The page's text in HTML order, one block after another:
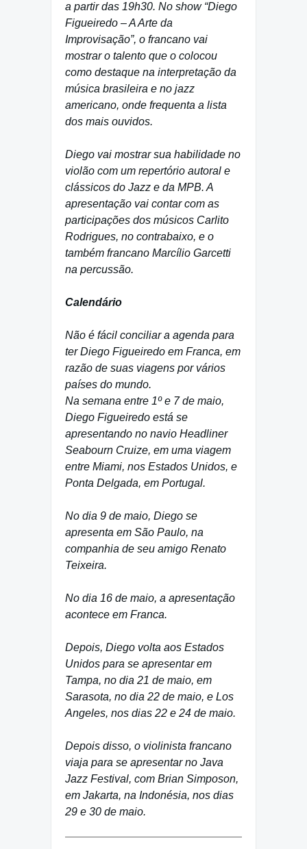
a partir das 19h30. No show “Diego
Figueiredo – A Arte da
Improvisação”, o francano vai
mostrar o talento que o colocou
como destaque na interpretação da
música brasileira e no jazz
americano, onde frequenta a lista
dos mais ouvidos.
Diego vai mostrar sua habilidade no
violão com um repertório autoral e
clássicos do Jazz e da MPB. A
apresentação vai contar com as
participações dos músicos Carlito
Rodrigues, no contrabaixo, e o
também francano Marcílio Garcetti
na percussão.
Calendário
Não é fácil conciliar a agenda para
ter Diego Figueiredo em Franca, em
razão de suas viagens por vários
países do mundo.
Na semana entre 1º e 7 de maio,
Diego Figueiredo está se
apresentando no navio Headliner
Seabourn Cruize, em uma viagem
entre Miami, nos Estados Unidos, e
Ponta Delgada, em Portugal.
No dia 9 de maio, Diego se
apresenta em São Paulo, na
companhia de seu amigo Renato
Teixeira.
No dia 16 de maio, a apresentação
acontece em Franca.
Depois, Diego volta aos Estados
Unidos para se apresentar em
Tampa, no dia 21 de maio, em
Sarasota, no dia 22 de maio, e Los
Angeles, nos dias 22 e 24 de maio.
Depois disso, o violinista francano
viaja para se apresentar no Java
Jazz Festival, com Brian Simposon,
em Jakarta, na Indonésia, nos dias
29 e 30 de maio.